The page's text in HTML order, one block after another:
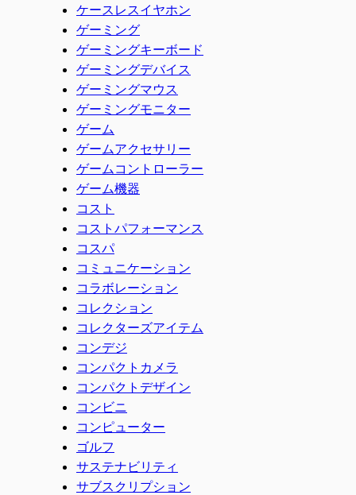
ケースレスイヤホン
ゲーミング
ゲーミングキーボード
ゲーミングデバイス
ゲーミングマウス
ゲーミングモニター
ゲーム
ゲームアクセサリー
ゲームコントローラー
ゲーム機器
コスト
コストパフォーマンス
コスパ
コミュニケーション
コラボレーション
コレクション
コレクターズアイテム
コンデジ
コンパクトカメラ
コンパクトデザイン
コンビニ
コンピューター
ゴルフ
サステナビリティ
サブスクリプション